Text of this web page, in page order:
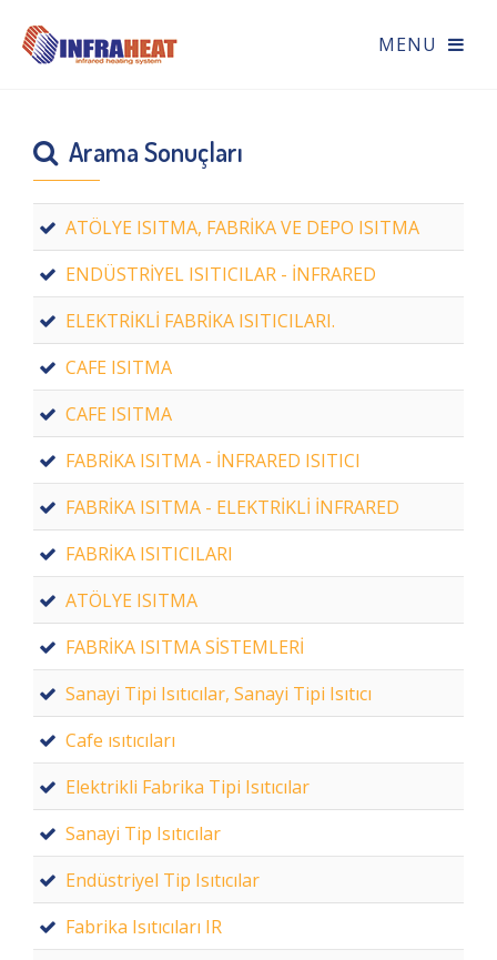
Arama Sonuçları
ATÖLYE ISITMA, FABRİKA VE DEPO ISITMA
ENDÜSTRİYEL ISITICILAR - İNFRARED
ELEKTRİKLİ FABRİKA ISITICILARI.
CAFE ISITMA
CAFE ISITMA
FABRİKA ISITMA - İNFRARED ISITICI
FABRİKA ISITMA - ELEKTRİKLİ İNFRARED
FABRİKA ISITICILARI
ATÖLYE ISITMA
FABRİKA ISITMA SİSTEMLERİ
Sanayi Tipi Isıtıcılar, Sanayi Tipi Isıtıcı
Cafe ısıtıcıları
Elektrikli Fabrika Tipi Isıtıcılar
Sanayi Tip Isıtıcılar
Endüstriyel Tip Isıtıcılar
Fabrika Isıtıcıları IR